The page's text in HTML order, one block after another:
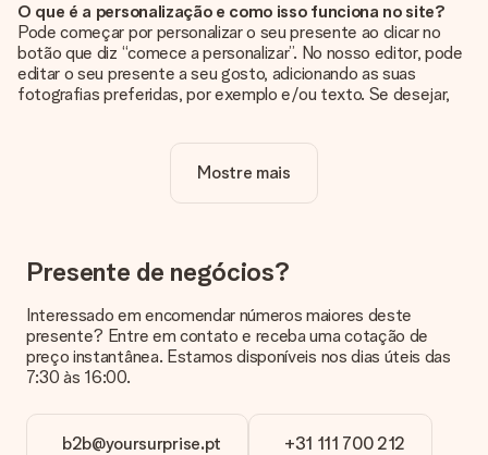
O que é a personalização e como isso funciona no site?
Pode começar por personalizar o seu presente ao clicar no
botão que diz “comece a personalizar”. No nosso editor, pode
editar o seu presente a seu gosto, adicionando as suas
fotografias preferidas, por exemplo e/ou texto. Se desejar,
A personalização está incluída no preço?
Sim, o preço apresentado no site já inclui a personalização do
Queremos ter a certeza de que estás completamente
satisfeito com o teu presente. Por isso, é importante que
sobre a qualidade da tua imagem, contacta a nossa equipa de
apoio ao cliente e inclui a tua fotografia juntamente com o
presente que estás interessado em encomendar. Eles podem
então verificar a qualidade para ti!
Em que formatos posso enviar as minhas fotografias?
Pode enviar as suas fotografias em formato JPG e PNG. Se
Mostre mais
Presente de negócios?
Interessado em encomendar números maiores deste
presente? Entre em contato e receba uma cotação de
preço instantânea. Estamos disponíveis nos dias úteis das
7:30 às 16:00.
b2b@yoursurprise.pt +31 111 700 212